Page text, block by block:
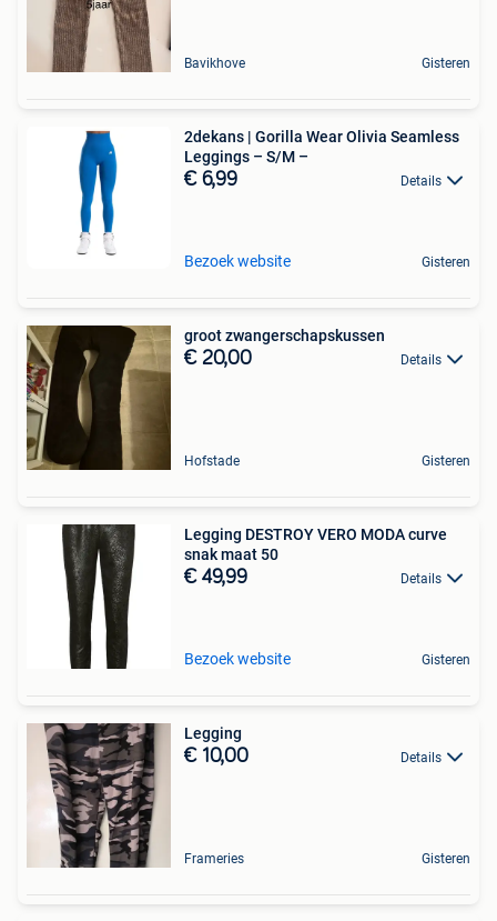
Bavikhove Gisteren
2dekans | Gorilla Wear Olivia Seamless
Leggings – S/M –
€ 6,99 Details
Bezoek website Gisteren
groot zwangerschapskussen
€ 20,00 Details
Hofstade Gisteren
Legging DESTROY VERO MODA curve
snak maat 50
€ 49,99 Details
Bezoek website Gisteren
Legging
€ 10,00 Details
Frameries Gisteren